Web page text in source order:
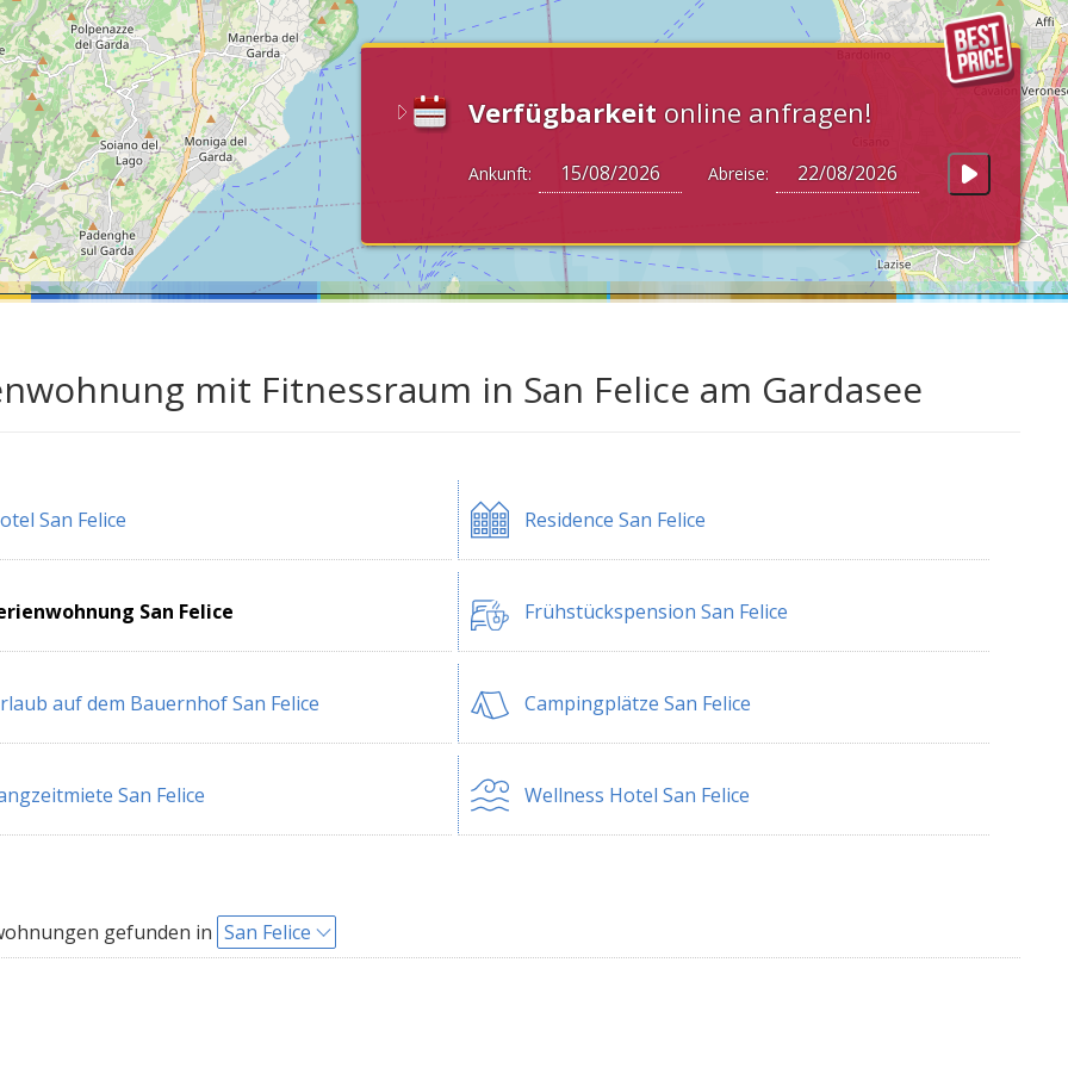
Verfügbarkeit online anfragen!
Ankunft: Abreise:
mit Fitnessraum in San Felice am Gardasee
San Felice Residence San Felice
San Felice Frühstückspension San Felice
auf dem Bauernhof San Felice Campingplätze San Felice
San Felice Wellness Hotel San Felice
gefunden in San Felice